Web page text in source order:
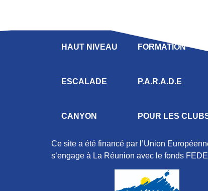
HAUT NIVEAU
ESCALADE
CANYON
FORMATION
P.A.R.A.D.E
POUR LES
Ce site a été financé par l’Union
s’engage à La Réunion avec le fonds